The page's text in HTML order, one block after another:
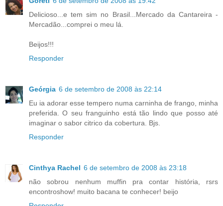
Delicioso...e tem sim no Brasil...Mercado da Cantareira -
Mercadão...comprei o meu lá.
Beijos!!!
Responder
Geórgia 6 de setembro de 2008 às 22:14
Eu ia adorar esse tempero numa carninha de frango, minha
preferida. O seu franguinho está tão lindo que posso até
imaginar o sabor citrico da cobertura. Bjs.
Responder
Cinthya Rachel 6 de setembro de 2008 às 23:18
não sobrou nenhum muffin pra contar história, rsrs
encontroshow! muito bacana te conhecer! beijo